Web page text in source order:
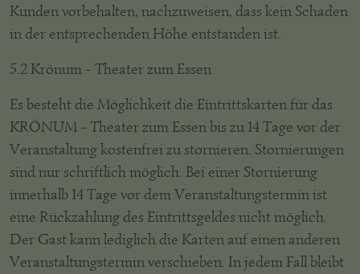
Kunden vorbehalten, nachzuweisen, dass kein Schaden
in der entsprechenden Höhe entstanden ist.
5.2 Krönum - Theater zum Essen
Es besteht die Möglichkeit die Eintrittskarten für das
KRÖNUM - Theater zum Essen bis zu 14 Tage vor der
Veranstaltung kostenfrei zu stornieren. Stornierungen
sind nur schriftlich möglich. Bei einer Stornierung
innerhalb 14 Tage vor dem Veranstaltungstermin ist
eine Rückzahlung des Eintrittsgeldes nicht möglich.
Der Gast kann lediglich die Karten auf einen anderen
Veranstaltungstermin verschieben. In jedem Fall bleibt